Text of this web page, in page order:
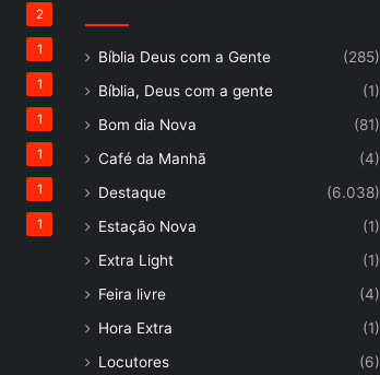
2
1
1
1
1
1
1
Bíblia Deus com a Gente
(285)
Bíblia, Deus com a gente
(1)
Bom dia Nova
(81)
Café da Manhã
(4)
Destaque
(6.038)
Estação Nova
(1)
Extra Light
(1)
Feira livre
(4)
Hora Extra
(1)
Locutores
(6)